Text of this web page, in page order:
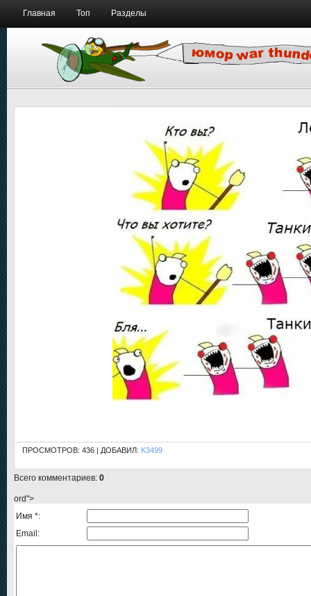
Главная Топ Разделы
ПРОСМОТРОВ: 436 | ДОБАВИЛ: K3499
Всего комментариев: 0
ord">
Имя *:
Email: